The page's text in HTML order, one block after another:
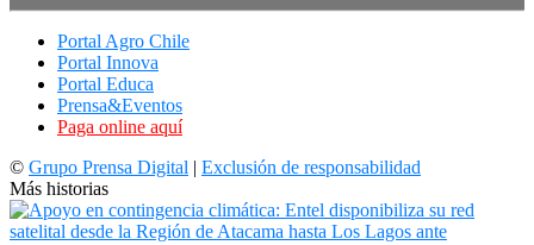
Portal Agro Chile
Portal Innova
Portal Educa
Prensa&Eventos
Paga online aquí
© Grupo Prensa Digital | Exclusión de responsabilidad
Más historias